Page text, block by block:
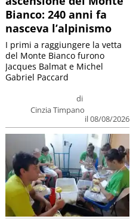
Bianco: 240 anni fa
nasceva l’alpinismo
di
Cinzia Timpano
il 08/08/2026
I primi a raggiungere la vetta
del Monte Bianco furono
Jacques Balmat e Michel
Gabriel Paccard